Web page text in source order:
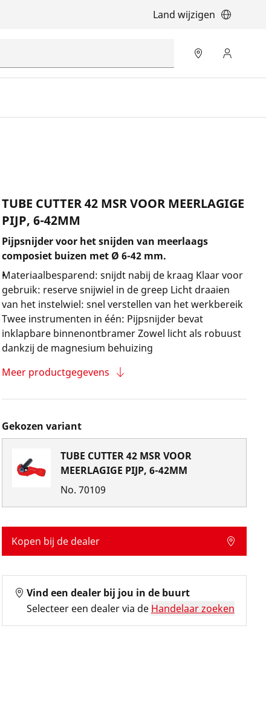
Land wijzigen
TUBE CUTTER 42 MSR VOOR MEERLAGIGE
PIJP, 6-42MM
Pijpsnijder voor het snijden van meerlaags
composiet buizen met Ø 6-42 mm.
Materiaalbesparend: snijdt nabij de kraag Klaar voor
gebruik: reserve snijwiel in de greep Licht draaien
van het instelwiel: snel verstellen van het werkbereik
Twee instrumenten in één: Pijpsnijder bevat
inklapbare binnenontbramer Zowel licht als robuust
dankzij de magnesium behuizing
Meer productgegevens
Gekozen variant
TUBE CUTTER 42 MSR VOOR
MEERLAGIGE PIJP, 6-42MM
No. 70109
Kopen bij de dealer
Vind een dealer bij jou in de buurt
Selecteer een dealer via de Handelaar zoeken